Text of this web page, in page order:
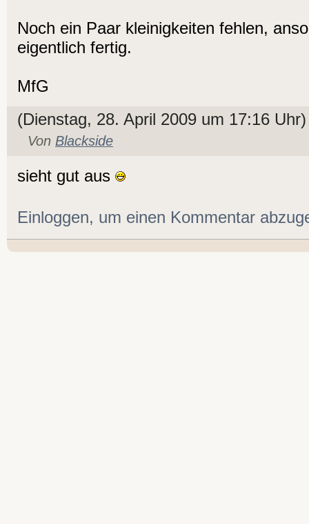
Noch ein Paar kleinigkeiten fehlen,
eigentlich fertig.
MfG
(Dienstag, 28. April 2009 um 17:16 Uhr)
Von Blackside
sieht gut aus
Einloggen, um einen Kommentar